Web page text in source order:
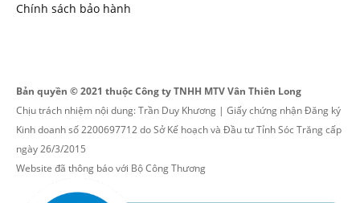
Chính sách bảo hành
Bản quyền © 2021 thuộc Công ty TNHH MTV Vân Thiên Long
Chịu trách nhiệm nội dung: Trần Duy Khương | Giấy chứng nhận Đăng ký
Kinh doanh số 2200697712 do Sở Kế hoạch và Đầu tư Tỉnh Sóc Trăng cấp
ngày 26/3/2015
Website đã thông báo với Bộ Công Thương